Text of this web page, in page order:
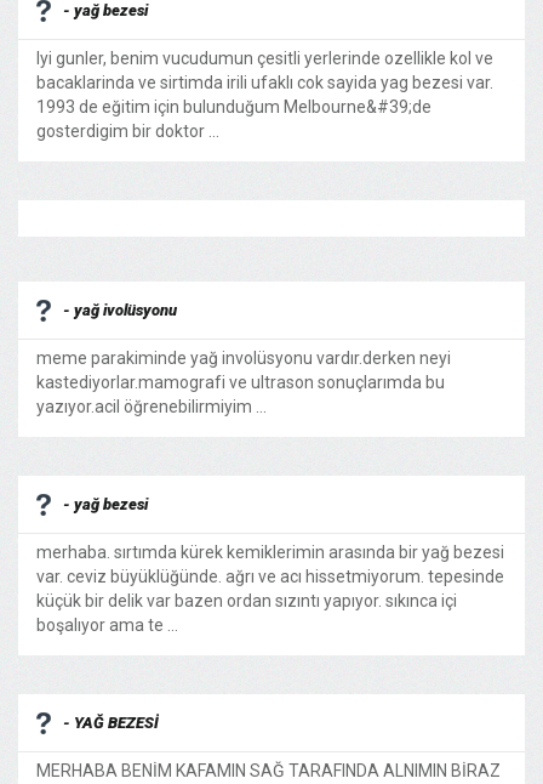
- yağ bezesi
Iyi gunler, benim vucudumun çesitli yerlerinde ozellikle kol ve
bacaklarinda ve sirtimda irili ufaklı cok sayida yag bezesi var.
1993 de eğitim için bulunduğum Melbourne&#39;de
gosterdigim bir doktor ...
- yağ ivolüsyonu
meme parakiminde yağ involüsyonu vardır.derken neyi
kastediyorlar.mamografi ve ultrason sonuçlarımda bu
yazıyor.acil öğrenebilirmiyim ...
- yağ bezesi
merhaba. sırtımda kürek kemiklerimin arasında bir yağ bezesi
var. ceviz büyüklüğünde. ağrı ve acı hissetmiyorum. tepesinde
küçük bir delik var bazen ordan sızıntı yapıyor. sıkınca içi
boşalıyor ama te ...
- YAĞ BEZESİ
MERHABA BENİM KAFAMIN SAĞ TARAFINDA ALNIMIN BİRAZ